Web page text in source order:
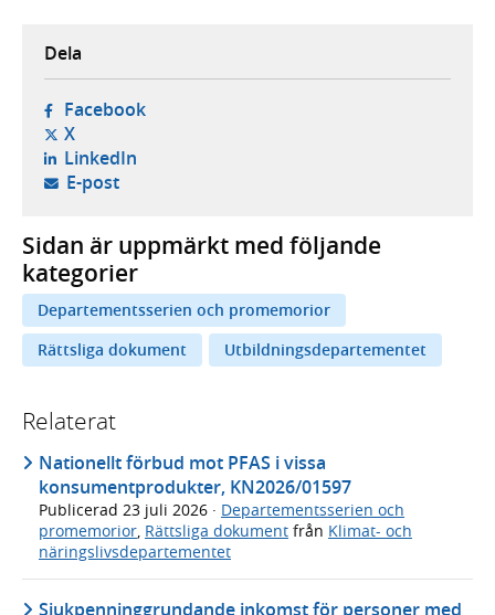
Dela
Facebook- öppnas i ny flik, extern webbplats,
X- öppnas i ny flik, extern webbplats,
LinkedIn- öppnas i ny flik, extern webbplats,
E-post- öppnar din e-postklient,
Sidan är uppmärkt med följande
kategorier
Departementsserien och promemorior
Rättsliga dokument
Utbildningsdepartementet
Relaterat
Nationellt förbud mot PFAS i vissa
konsumentprodukter, KN2026/01597
Publicerad 23 juli 2026 · Departementsserien och
promemorior, Rättsliga dokument från Klimat- och
näringslivsdepartementet
Sjukpenninggrundande inkomst för personer med